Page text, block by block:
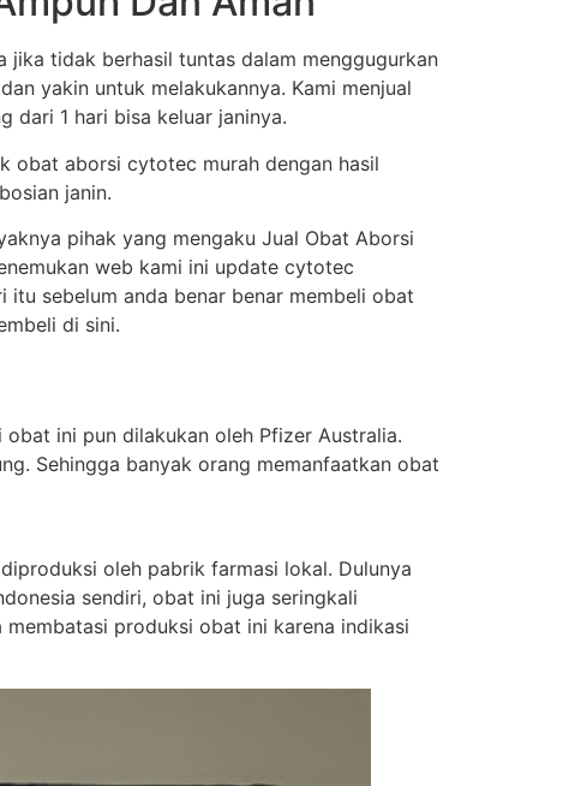
tidak berhasil tuntas dalam menggugurkan
yakin untuk melakukannya. Kami menjual
dari 1 hari bisa keluar janinya.
obat aborsi cytotec murah dengan hasil
janin.
pihak yang mengaku Jual Obat Aborsi
web kami ini update cytotec
sebelum anda benar benar membeli obat
di sini.
ini pun dilakukan oleh Pfizer Australia.
Sehingga banyak orang memanfaatkan obat
oleh pabrik farmasi lokal. Dulunya
sendiri, obat ini juga seringkali
produksi obat ini karena indikasi